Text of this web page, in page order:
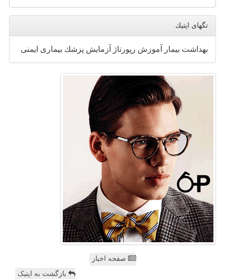
تگهای اپتیك
بهداشت بیمار آموزش رپورتاژ آزمایش پزشك بیماری ایمنی
صفحه اخبار
بازگشت به اپتیک